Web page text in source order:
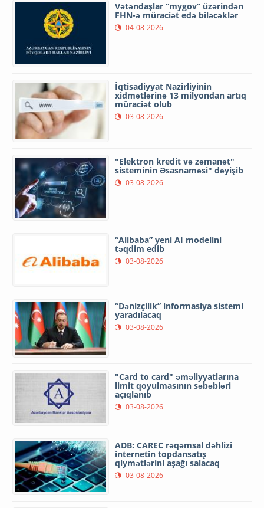
Vətəndaşlar “mygov” üzərindən
FHN-ə müraciət edə biləcəklər
04-08-2026
İqtisadiyyat Nazirliyinin
xidmətlərinə 13 milyondan artıq
müraciət olub
03-08-2026
"Elektron kredit və zəmanət"
sisteminin Əsasnaməsi" dəyişib
03-08-2026
“Alibaba” yeni AI modelini
təqdim edib
03-08-2026
“Dənizçilik” informasiya sistemi
yaradılacaq
03-08-2026
"Card to card" əməliyyatlarına
limit qoyulmasının səbəbləri
açıqlanıb
03-08-2026
ADB: CAREC rəqəmsal dəhlizi
internetin topdansatış
qiymətlərini aşağı salacaq
03-08-2026